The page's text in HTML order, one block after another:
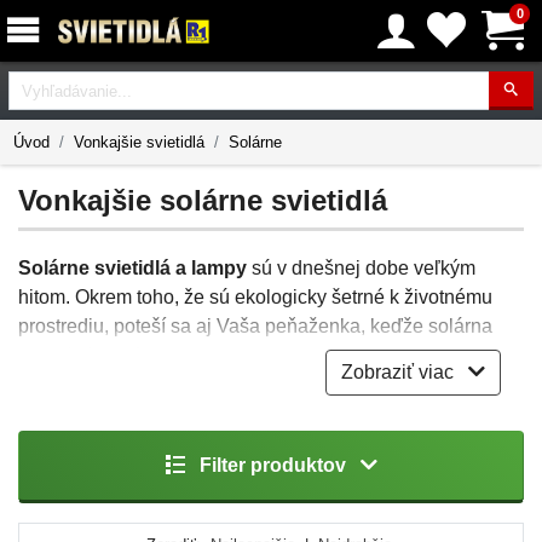
0
Vyhľadávanie
Úvod Vonkajšie svietidlá Solárne
Vonkajšie solárne svietidlá
Zobraziť viac
Solárne svietidlá a lampy sú v dnešnej dobe veľkým
hitom. Okrem toho, že sú ekologicky šetrné k životnému
prostrediu, poteší sa aj Vaša peňaženka, keďže solárna
cesty,chodníkačivstupných dveríalebo jednoducho
chýba elektrický prúd.Podmienka však je, aby
Solárne svietidlo totižcelý deň prijíma energiu zo slnkaa
Filter produktov